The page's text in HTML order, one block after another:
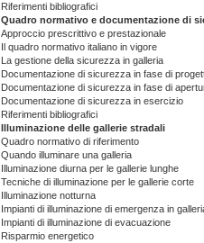
Riferimenti bibliografici
Quadro normativo e documentazione di
Approccio prescrittivo e prestazionale
Il quadro normativo italiano in vigore
La gestione della sicurezza in galleria
Documentazione di sicurezza in fase di
Documentazione di sicurezza in fase di
Documentazione di sicurezza in esercizio
Riferimenti bibliografici
Illuminazione delle gallerie stradali
Quadro normativo di riferimento
Quando illuminare una galleria
Illuminazione diurna per le gallerie lunghe
Tecniche di illuminazione per le gallerie corte
Illuminazione notturna
Impianti di illuminazione di emergenza in
Impianti di illuminazione di evacuazione
Risparmio energetico